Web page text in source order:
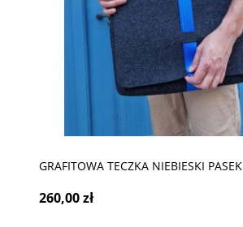
GRAFITOWA TECZKA NIEBIESKI PASEK
260,00 zł